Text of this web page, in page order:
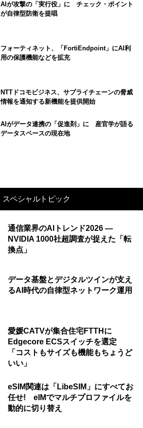
AIが攻撃の「実行役」に チェック・ポイント
が自律型防衛を提唱
フォーティネット、「FortiEndpoint」にAI利
用の保護機能などを拡充
NTTドコモビジネス、サプライチェーンの脅威
情報を通知する新機能を提供開始
AIがデータ連携の「促進剤」に 産官学が語る
データスペースの現在地
スペシャルトピック
通信業界のAIトレンド2026 ―
NVIDIA 1000社超調査が捉えた「転
換点」
データ基盤とデジタルツインが支え
るAI時代の自律型ネットワーク運用
愛媛CATVが集合住宅FTTHに
Edgecore ECSスイッチを選定
「コストもサイズも機能もちょうど
いい」
eSIM関連は「LibeSIM」にすべてお
任せ! eIMでマルチプロファイルを
動的に切り替え